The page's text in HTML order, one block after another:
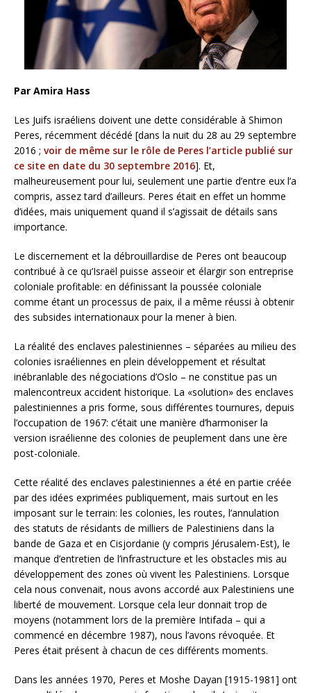
Par Amira Hass
Les Juifs israéliens doivent une dette considérable à Shimon
Peres, récemment décédé [dans la nuit du 28 au 29 septembre
2016 ; voir de même sur le rôle de Peres l’article publié sur
ce site en date du 30 septembre 2016]. Et,
malheureusement pour lui, seulement une partie d’entre eux l’a
compris, assez tard d’ailleurs. Peres était en effet un homme
d’idées, mais uniquement quand il s’agissait de détails sans
importance.
Le discernement et la débrouillardise de Peres ont beaucoup
contribué à ce qu’Israël puisse asseoir et élargir son entreprise
coloniale profitable: en définissant la poussée coloniale
comme étant un processus de paix, il a même réussi à obtenir
des subsides internationaux pour la mener à bien.
La réalité des enclaves palestiniennes – séparées au milieu des
colonies israéliennes en plein développement et résultat
inébranlable des négociations d’Oslo – ne constitue pas un
malencontreux accident historique. La «solution» des enclaves
palestiniennes a pris forme, sous différentes tournures, depuis
l’occupation de 1967: c’était une manière d’harmoniser la
version israélienne des colonies de peuplement dans une ère
post-coloniale.
Cette réalité des enclaves palestiniennes a été en partie créée
par des idées exprimées publiquement, mais surtout en les
imposant sur le terrain: les colonies, les routes, l’annulation
des statuts de résidants de milliers de Palestiniens dans la
bande de Gaza et en Cisjordanie (y compris Jérusalem-Est), le
manque d’entretien de l’infrastructure et les obstacles mis au
développement des zones où vivent les Palestiniens. Lorsque
cela nous convenait, nous avons accordé aux Palestiniens une
liberté de mouvement. Lorsque cela leur donnait trop de
moyens (notamment lors de la première Intifada – qui a
commencé en décembre 1987), nous l’avons révoquée. Et
Peres était présent à chacun de ces différents moments.
Dans les années 1970, Peres et Moshe Dayan [1915-1981] ont